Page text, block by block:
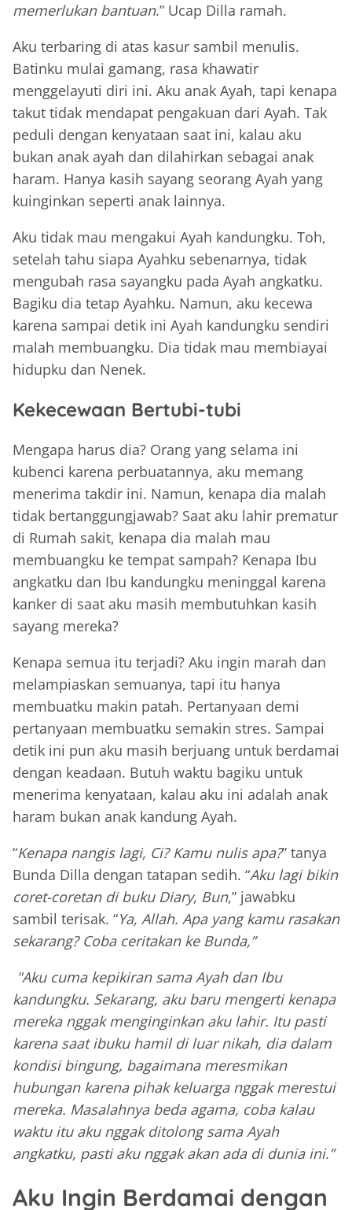
memerlukan bantuan.” Ucap Dilla ramah.
Aku terbaring di atas kasur sambil menulis.
Batinku mulai gamang, rasa khawatir
menggelayuti diri ini. Aku anak Ayah, tapi kenapa
takut tidak mendapat pengakuan dari Ayah. Tak
peduli dengan kenyataan saat ini, kalau aku
bukan anak ayah dan dilahirkan sebagai anak
haram. Hanya kasih sayang seorang Ayah yang
kuinginkan seperti anak lainnya.
Aku tidak mau mengakui Ayah kandungku. Toh,
setelah tahu siapa Ayahku sebenarnya, tidak
mengubah rasa sayangku pada Ayah angkatku.
Bagiku dia tetap Ayahku. Namun, aku kecewa
karena sampai detik ini Ayah kandungku sendiri
malah membuangku. Dia tidak mau membiayai
hidupku dan Nenek.
Kekecewaan Bertubi-tubi
Mengapa harus dia? Orang yang selama ini
kubenci karena perbuatannya, aku memang
menerima takdir ini. Namun, kenapa dia malah
tidak bertanggungjawab? Saat aku lahir prematur
di Rumah sakit, kenapa dia malah mau
membuangku ke tempat sampah? Kenapa Ibu
angkatku dan Ibu kandungku meninggal karena
kanker di saat aku masih membutuhkan kasih
sayang mereka?
Kenapa semua itu terjadi? Aku ingin marah dan
melampiaskan semuanya, tapi itu hanya
membuatku makin patah. Pertanyaan demi
pertanyaan membuatku semakin stres. Sampai
detik ini pun aku masih berjuang untuk berdamai
dengan keadaan. Butuh waktu bagiku untuk
menerima kenyataan, kalau aku ini adalah anak
haram bukan anak kandung Ayah.
“Kenapa nangis lagi, Ci? Kamu nulis apa?” tanya
Bunda Dilla dengan tatapan sedih. “Aku lagi bikin
coret-coretan di buku Diary, Bun,” jawabku
sambil terisak. “Ya, Allah. Apa yang kamu rasakan
sekarang? Coba ceritakan ke Bunda,”
"Aku cuma kepikiran sama Ayah dan Ibu
kandungku. Sekarang, aku baru mengerti kenapa
mereka nggak menginginkan aku lahir. Itu pasti
karena saat ibuku hamil di luar nikah, dia dalam
kondisi bingung, bagaimana meresmikan
hubungan karena pihak keluarga nggak merestui
mereka. Masalahnya beda agama, coba kalau
waktu itu aku nggak ditolong sama Ayah
angkatku, pasti aku nggak akan ada di dunia ini.”
Aku Ingin Berdamai dengan